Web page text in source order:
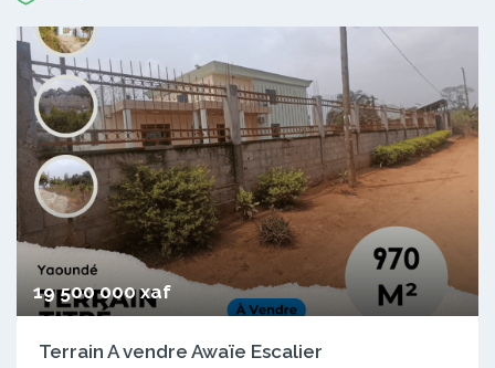
19 500 000 xaf
Terrain A vendre Awaïe Escalier